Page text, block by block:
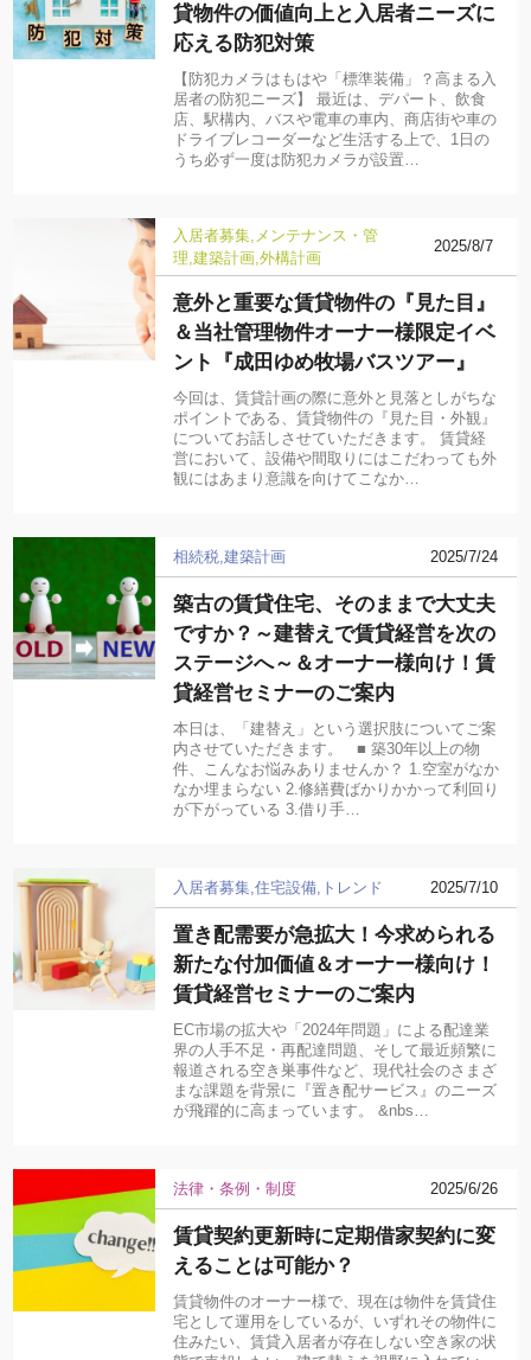
貸物件の価値向上と入居者ニーズに
応える防犯対策
【防犯カメラはもはや「標準装備」？高まる入
居者の防犯ニーズ】 最近は、デパート、飲食
店、駅構内、バスや電車の車内、商店街や車の
ドライブレコーダーなど生活する上で、1日の
うち必ず一度は防犯カメラが設置…
入居者募集 メンテナンス・管
理 建築計画 外構計画
2025/8/7
意外と重要な賃貸物件の『見た目』
＆当社管理物件オーナー様限定イベ
ント『成田ゆめ牧場バスツアー』
今回は、賃貸計画の際に意外と見落としがちな
ポイントである、賃貸物件の『見た目・外観』
についてお話しさせていただきます。 賃貸経
営において、設備や間取りにはこだわっても外
観にはあまり意識を向けてこなか…
相続税 建築計画 2025/7/24
築古の賃貸住宅、そのままで大丈夫
ですか？～建替えで賃貸経営を次の
ステージへ～＆オーナー様向け！賃
貸経営セミナーのご案内
本日は、「建替え」という選択肢についてご案
内させていただきます。 ■ 築30年以上の物
件、こんなお悩みありませんか？ 1.空室がなか
なか埋まらない 2.修繕費ばかりかかって利回り
が下がっている 3.借り手…
入居者募集 住宅設備 トレンド 2025/7/10
置き配需要が急拡大！今求められる
新たな付加価値＆オーナー様向け！
賃貸経営セミナーのご案内
EC市場の拡大や「2024年問題」による配達業
界の人手不足・再配達問題、そして最近頻繁に
報道される空き巣事件など、現代社会のさまざ
まな課題を背景に『置き配サービス』のニーズ
が飛躍的に高まっています。 &nbs…
法律・条例・制度 2025/6/26
賃貸契約更新時に定期借家契約に変
えることは可能か？
賃貸物件のオーナー様で、現在は物件を賃貸住
宅として運用をしているが、いずれその物件に
住みたい、賃貸入居者が存在しない空き家の状